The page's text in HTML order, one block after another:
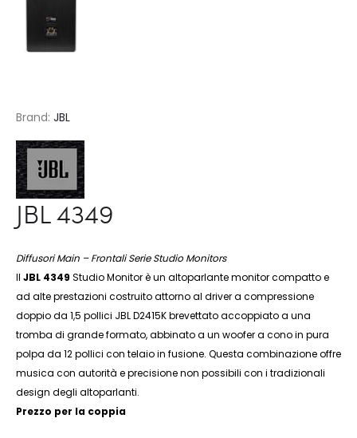
Brand: JBL
JBL 4349
Diffusori Main – Frontali Serie Studio Monitors
Il JBL 4349 Studio Monitor è un altoparlante monitor compatto e
ad alte prestazioni costruito attorno al driver a compressione
doppio da 1,5 pollici JBL D2415K brevettato accoppiato a una
tromba di grande formato, abbinato a un woofer a cono in pura
polpa da 12 pollici con telaio in fusione. Questa combinazione offre
musica con autorità e precisione non possibili con i tradizionali
design degli altoparlanti.
Prezzo per la coppia